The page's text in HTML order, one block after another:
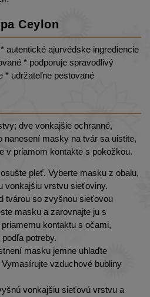
Ceylon
* autentické ajurvédske ingrediencie
* podporuje spravodlivý
* udržateľne pestované
dve vonkajšie ochranné,
nanesení masky na tvár sa uistite,
v priamom kontakte s pokožkou.
pleť. Vyberte masku z obalu,
vonkajšiu vrstvu sieťoviny.
tvárou so zvyšnou sieťovou
masku a zarovnajte ju s
kontaktu s očami,
potreby.
masku jemne uhlaďte
vzduchové bubliny
vonkajšiu sieťovú vrstvu a